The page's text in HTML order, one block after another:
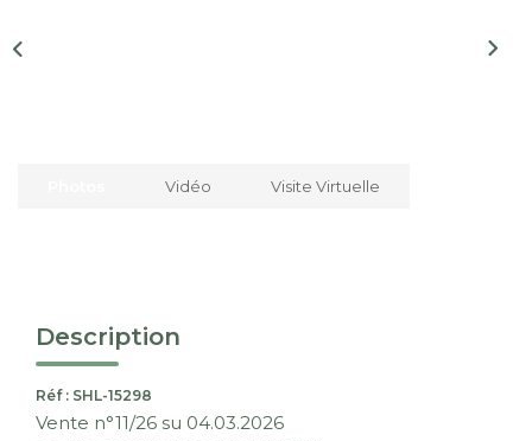
Vidéo Visite Virtuelle
Description
Réf : SHL-15298
Vente n°11/26 su 04.03.2026